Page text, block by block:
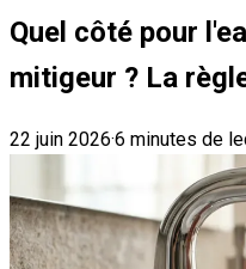
Quel côté pour
mitigeur ? La
22 juin 2026·6 minutes de